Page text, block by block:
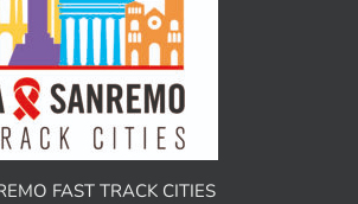
FAST TRACK CITIES